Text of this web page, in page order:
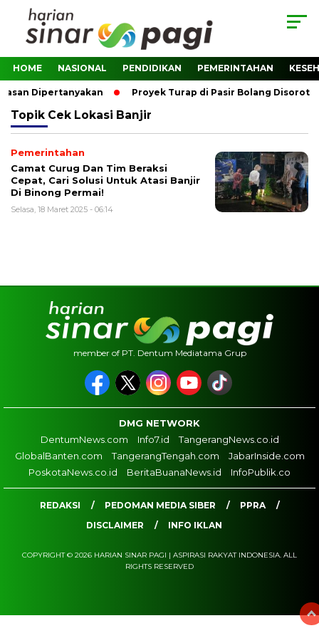
HOME NASIONAL PENDIDIKAN PEMERINTAHAN
Dipertanyakan Proyek Turap di Pasir Bolang Disorot,
Topik Cek Lokasi Banjir
Pemerintahan
Camat Curug Dan Tim Beraksi
Cepat, Cari Solusi Untuk Atasi Banjir
Di Binong Permai!
Selasa, 18 Maret 2025 - 06:14
member of PT. Dentum Mediatama Grup
DMG NETWORK
DentumNews.com
Info7.id
TangerangNews.co.id
GlobalBanten.com
TangerangTengah.com
JabarInside.com
PoskotaNews.co.id
BeritaBuanaNews.id InfoPublik.co
REDAKSI PEDOMAN MEDIA SIBER
PPRA
DISCLAIMER
INFO IKLAN
COPYRIGHT © 2026 HARIAN SINAR PAGI | ASPIRASI RAKYAT INDONESIA. ALL
RIGHTS RESERVED